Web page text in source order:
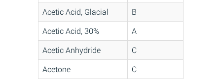
Acetic Acid, Glacial
B
Acetic Acid, 30%
A
Acetic Anhydride
C
Acetone
C